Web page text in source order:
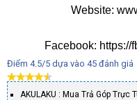
Website:
Facebook: https://
Điểm 4.5/5 dựa vào 45 đánh giá
AKULAKU : Mua Trả Góp